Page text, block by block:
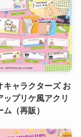
キャラクターズ お
ップリケ風アクリ
（再販）